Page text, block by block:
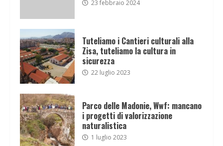
23 febbraio 2024
Tuteliamo i Cantieri culturali alla
Zisa, tuteliamo la cultura in
sicurezza
22 luglio 2023
Parco delle Madonie, Wwf: mancano
i progetti di valorizzazione
naturalistica
1 luglio 2023